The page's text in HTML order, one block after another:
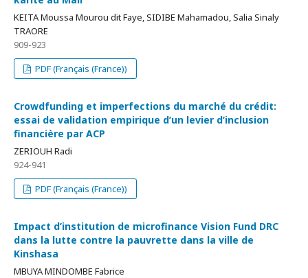
KEITA Moussa Mourou dit Faye, SIDIBE Mahamadou, Salia Sinaly
TRAORE
909-923
PDF (Français (France))
Crowdfunding et imperfections du marché du crédit:
essai de validation empirique d’un levier d’inclusion
financière par ACP
ZERIOUH Radi
924-941
PDF (Français (France))
Impact d’institution de microfinance Vision Fund DRC
dans la lutte contre la pauvrette dans la ville de
Kinshasa
MBUYA MINDOMBE Fabrice